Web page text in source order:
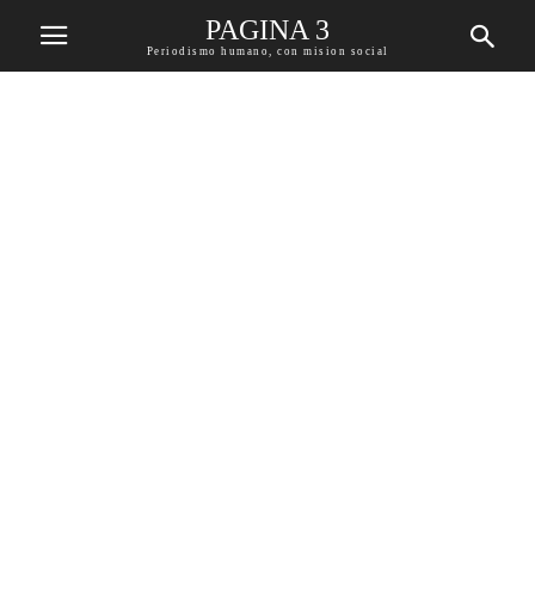
PAGINA 3
Periodismo humano, con mision social